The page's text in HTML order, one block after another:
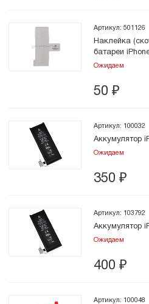
Артикул: 501126
Наклейка
батареи
Ожидаем
50 ₽
Артикул: 100032
Аккумулятор
Ожидаем
350 ₽
Артикул: 103792
Аккумулятор
Ожидаем
400 ₽
Артикул: 100048